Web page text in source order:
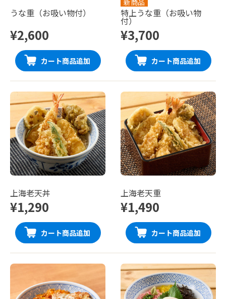
うな重（お吸い物付）
¥2,600
カート商品追加
新商品
特上うな重（お吸い物
付）
¥3,700
カート商品追加
上海老天丼
¥1,290
カート商品追加
上海老天重
¥1,490
カート商品追加